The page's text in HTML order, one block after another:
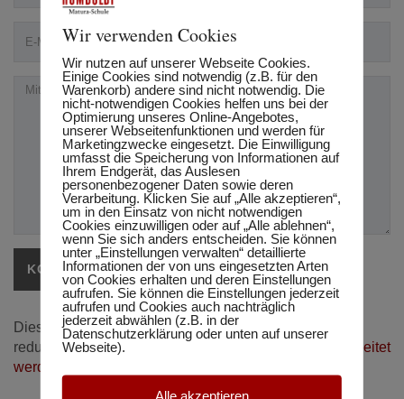
Diese Website verwendet Akismet, um Spam zu
reduzieren.Erfahre, wie deine Kommentardaten verarbeitet
werden.
Wir verwenden Cookies
Wir nutzen auf unserer Webseite Cookies.
Einige Cookies sind notwendig (z.B. für den
Warenkorb) andere sind nicht notwendig. Die
nicht-notwendigen Cookies helfen uns bei der
Optimierung unseres Online-Angebotes,
unserer Webseitenfunktionen und werden für
Marketingzwecke eingesetzt. Die Einwilligung
umfasst die Speicherung von Informationen auf
Ihrem Endgerät, das Auslesen
personenbezogener Daten sowie deren
Verarbeitung. Klicken Sie auf „Alle akzeptieren“,
um in den Einsatz von nicht notwendigen
Cookies einzuwilligen oder auf „Alle ablehnen“,
wenn Sie sich anders entscheiden. Sie können
unter „Einstellungen verwalten“ detaillierte
Informationen der von uns eingesetzten Arten
von Cookies erhalten und deren Einstellungen
aufrufen. Sie können die Einstellungen jederzeit
aufrufen und Cookies auch nachträglich
jederzeit abwählen (z.B. in der
Datenschutzerklärung oder unten auf unserer
Webseite).
Alle akzeptieren